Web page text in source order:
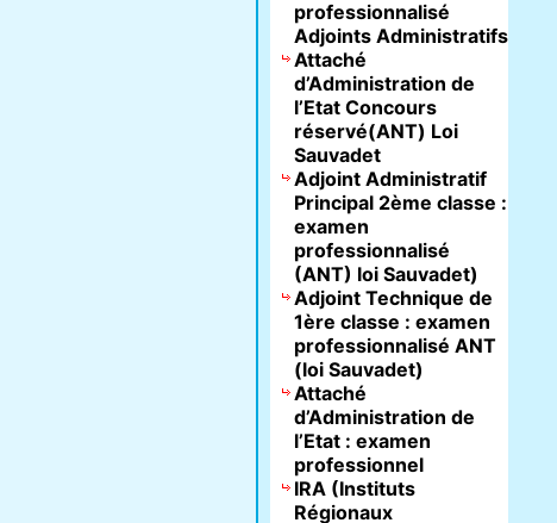
professionnalisé
Adjoints Administratifs
Attaché
d’Administration de
l’Etat Concours
réservé(ANT) Loi
Sauvadet
Adjoint Administratif
Principal 2ème classe :
examen
professionnalisé
(ANT) loi Sauvadet)
Adjoint Technique de
1ère classe : examen
professionnalisé ANT
(loi Sauvadet)
Attaché
d’Administration de
l’Etat : examen
professionnel
IRA (Instituts
Régionaux